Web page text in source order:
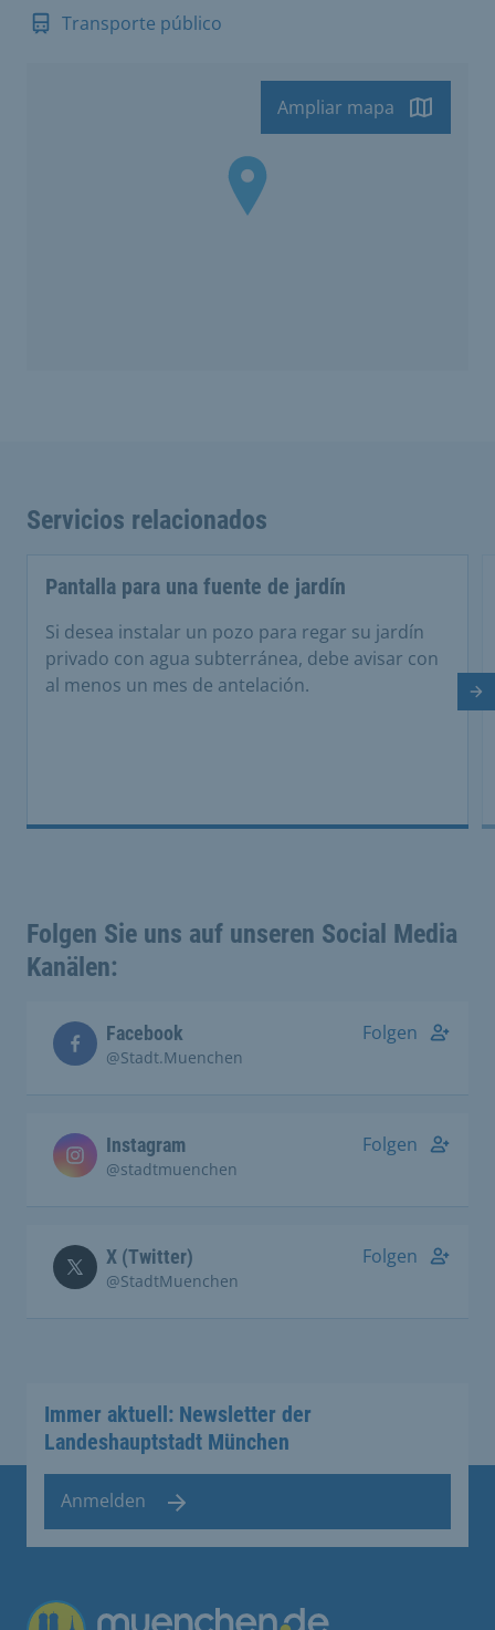
Transporte público
Ampliar mapa
Servicios relacionados
Pantalla para una fuente de jardín
Si desea instalar un pozo para regar su jardín
privado con agua subterránea, debe avisar con
al menos un mes de antelación.
Folgen Sie uns auf unseren Social Media
Kanälen:
Facebook
@Stadt.Muenchen
Folgen
Instagram
@stadtmuenchen
Folgen
X (Twitter)
@StadtMuenchen
Folgen
Immer aktuell: Newsletter der
Landeshauptstadt München
Anmelden
Übergreifende Links